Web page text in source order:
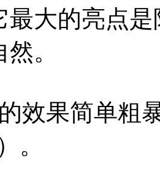
最大的亮点
。
效果简单粗
。